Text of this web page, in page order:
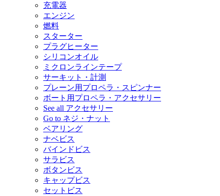
充電器
エンジン
燃料
スターター
プラグヒーター
シリコンオイル
ミクロンラインテープ
サーキット・計測
プレーン用プロペラ・スピンナー
ボート用プロペラ・アクセサリー
See all アクセサリー
Go to ネジ・ナット
ベアリング
ナベビス
バインドビス
サラビス
ボタンビス
キャップビス
セットビス